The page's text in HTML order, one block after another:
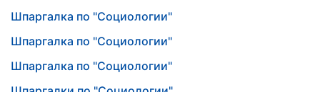
Шпаргалка по "Социологии"
Шпаргалка по "Социологии"
Шпаргалка по "Социологии"